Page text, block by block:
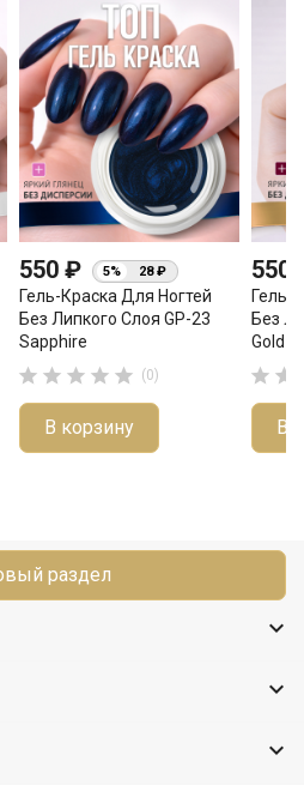
550 ₽ 5% 28 ₽
Гель-Краска Для Ногтей
Без Липкого Слоя GP-23
Sapphire
     (0)
В корзину
550
Гель-
Без
Gold
 
В
раздел


